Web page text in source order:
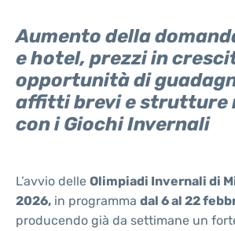
Aumento della
e hotel, prezzi in
opportunità di
affitti brevi e strutture
con i Giochi Invernali
L’avvio delle Olimpiadi Invernali di
2026, in programma dal 6 al 22
producendo già da settimane un